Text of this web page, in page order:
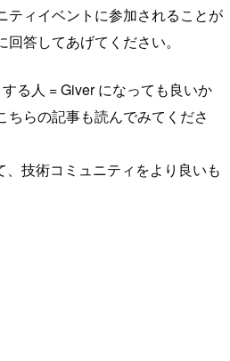
ティイベントに参加されることが
答してあげてください。
る人 = Giver になっても良いか
ちらの記事も読んでみてくださ
技術コミュニティをより良いも